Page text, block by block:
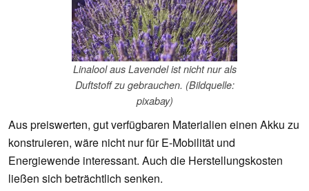
Linalool aus Lavendel ist nicht nur als
Duftstoff zu gebrauchen. (Bildquelle:
pixabay)
Aus preiswerten, gut verfügbaren Materialien einen Akku zu
konstruieren, wäre nicht nur für E-Mobilität und
Energiewende interessant. Auch die Herstellungskosten
ließen sich beträchtlich senken.